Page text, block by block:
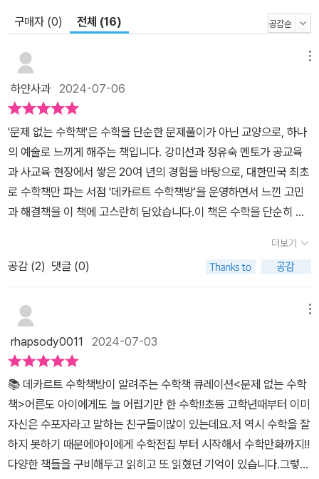
적으로 익힐 수 있다. 또한 퀴즈나 퍼즐 같은 놀이도 추천한다. 추론
즐기는 게 중요하다. ‘하루에 몇 쪽씩 읽기’ 같은 계획이나 목표는 절
대 세우지 말 것! 누구나 한 번쯤 세상이 궁금할 때가 있다! 수학자의
마음으로 세상을 볼 수 있다면 “수학은 왜 배울까요? 제가 사는 동안
수학 써먹을 데는 마트 갔을 때밖에 없었고, 요즘은 바코드로 다 하니
까 그마저도 필요가 없어요. 그런데도 수학을 배워야 할까요?” 많은
사람이 자신은 수학과 무관하게 살아왔다고 생각한다. 그런데도 충분
히 잘 산다고 자부한다. 하지만 우리 일상이 어떻게 수학자들에 의해
설계되어 있는지 알게 된다면 깜짝 놀랄 것이다. 유튜브 추천 알고리
지어 기후 위기에도 수학의 흔적을 발견할 수 있다. 심지어 물건을 가
장 싸게 살 수 있는 곳이 어딘지 따지는 행위도 사실은 수학적인 행위
다. 여행 일정을 짜는 게 즐거운 사람도 이미 수학을 즐기고 있다. “누
구든 태어나면서부터 수학을 싫어할 리는 없다. 태어날 때는 수학을
모르니까. 아이들은 숫자를 좋아하고, 무한의 끝을 궁금해하며, 수학
이 던진 퀴즈를 맞힐 때 희열을 느낀다.” 그런데 어느 순간 수학을 편
가르기 하는 학문으로 받아들이게 되면서, 수학을 오해한다. 재미없
고, 어렵고, 영재나 천재들의 전유물이라고. 그래서 수학을 좋아하는
사람은 외롭다. 우리는 수학을 잘해야 하지만, 좋아하는 건 이상한 일
이다. 어디 가서 수학 이야기를 하면 별난 사람 취급을 받는다. 참 아
이러니하지 않은가? 한 가지 영역을 깊게 파고들다 보면 결국 만나게
된다. “제멋대로 따로따로 흩어져 있는 것들, 혹은 서로 절대 만날 수
구매자 (0) 전체 (16)
하얀사과2024-07-06
'문제 없는 수학책'은 수학을 단순한 문제풀이가 아닌 교양으로, 하나
의 예술로 느끼게 해주는 책입니다. 강미선과 정유숙 멘토가 공교육
과 사교육 현장에서 쌓은 20여 년의 경험을 바탕으로, 대한민국 최초
로 수학책만 파는 서점 '데카르트 수학책방'을 운영하면서 느낀 고민
과 해결책을 이 책에 고스란히 담았습니다.이 책은 수학을 단순히 문
수학책방에 문제집이 없는 것처럼, '문제 없는 수학책'은 수학을 호기
심과 즐거움으로 접근할 수 있게 도와줍니다. 책은 미취학 아동부터
성인까지 다양한 연령과 수준에 맞춘 수학책을 소개합니다. 특히, 아
이들을 위한 책을 소개할 때는 부모가 함께 보고 참고할 수 있도록 구
체적인 조언을 제공합니다. 미취학 아동을 위한 숫자와 친숙해지는
책부터 초등 고학년을 위한 수학사와 소설까지, 다양한 책을 통해 수
학을 입체적이고 감각적으로 익힐 수 있습니다.PART 2에서는 중학
생부터 성인까지 다양한 연령대의 수학 고민을 해결할 수 있는 책들
을 소개합니다. 수학을 어렵게만 느끼던 이들에게는 새로운 접근법을
제시하고, 수학을 깊이 탐구하고 싶은 마니아들에게는 더욱 심도 있
는 책을 추천합니다. 이를 통해 수학에 대한 편견과 두려움을 버리고
수학의 세계로 빠져들 수 있도록 도와줍니다.PART 3에서는 수학을
더보기
공감 (2) 댓글 (0)
rhapsody0011 2024-07-03
📚 데카르트 수학책방이 알려주는 수학책 큐레이션<문제 없는 수학
책>어른도 아이에게도 늘 어렵기만 한 수학!!초등 고학년때부터 이미
자신은 수포자라고 말하는 친구들이많이 있는데요.저 역시 수학을 잘
하지 못하기 때문에아이에게 수학전집 부터 시작해서 수학만화까지!!
다양한 책들을 구비해두고 읽히고 또 읽혔던 기억이 있습니다.그렇게